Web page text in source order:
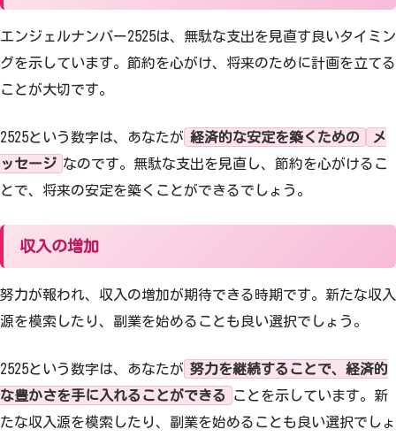
エンジェルナンバー2525は、無駄な支出を見直す良いタイミン
グを示しています。節約を心がけ、将来のために計画を立てる
ことが大切です。
2525という数字は、あなたが 経済的な安定を築くための
メ
ッセージ なのです。無駄な支出を見直し、節約を心がけるこ
とで、将来の安定を築くことができるでしょう。
収入の増加
努力が報われ、収入の増加が期待できる時期です。新たな収入
源を模索したり、副業を始めることも良い選択でしょう。
2525という数字は、あなたが 努力を継続することで、経済的
な豊かさを手に入れることができる
ことを示しています。新
たな収入源を模索したり、副業を始めることも良い選択でしょ